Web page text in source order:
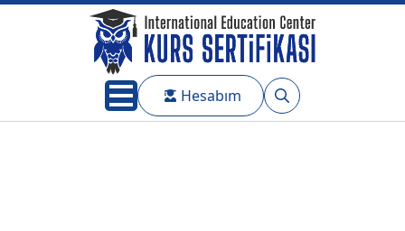
Hesabım
Search